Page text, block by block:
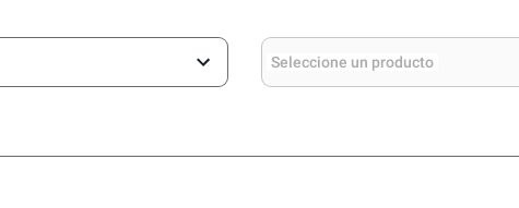
Seleccione un producto